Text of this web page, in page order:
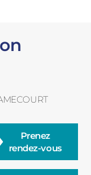
Prenez
rendez-vous